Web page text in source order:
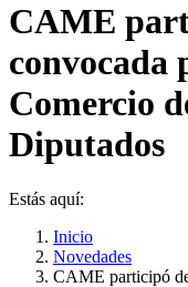
CAME
convocada
Comercio
Diputados
Estás aquí:
Inicio
Novedades
CAME participó